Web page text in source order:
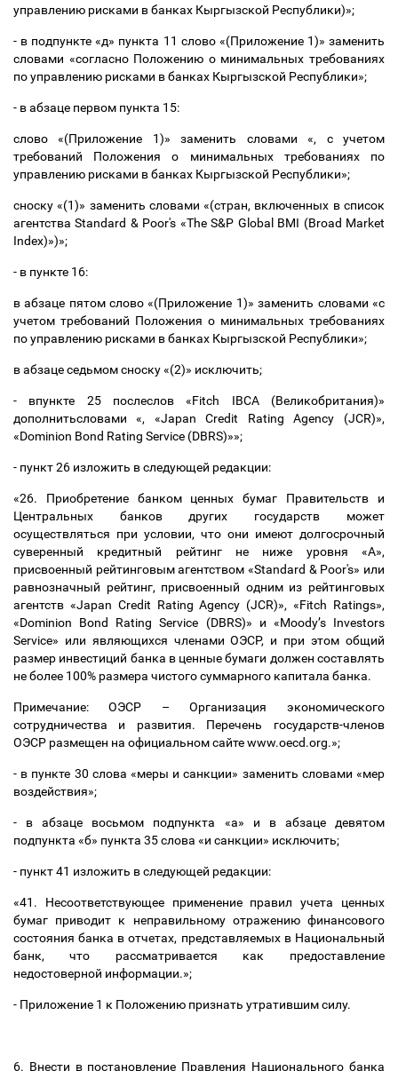
управлению рисками в банках Кыргызской Республики)»;
- в подпункте «д» пункта 11 слово «(Приложение 1)» заменить
словами «согласно Положению о минимальных требованиях
по управлению рисками в банках Кыргызской Республики»;
- в абзаце первом пункта 15:
слово «(Приложение 1)» заменить словами «, с учетом
требований Положения о минимальных требованиях по
управлению рисками в банках Кыргызской Республики»;
сноску «(1)» заменить словами «(стран, включенных в список
агентства Standard & Poor's «The S&P Global BMI (Broad Market
Index)»)»;
- в пункте 16:
в абзаце пятом слово «(Приложение 1)» заменить словами «с
учетом требований Положения о минимальных требованиях
по управлению рисками в банках Кыргызской Республики»;
в абзаце седьмом сноску «(2)» исключить;
- впункте 25 послеслов «Fitch IBCA (Великобритания)»
дополнитьсловами «, «Japan Credit Rating Agency (JCR)»,
«Dominion Bond Rating Service (DBRS)»»;
- пункт 26 изложить в следующей редакции:
«26. Приобретение банком ценных бумаг Правительств и
Центральных банков других государств может
осуществляться при условии, что они имеют долгосрочный
суверенный кредитный рейтинг не ниже уровня «А»,
присвоенный рейтинговым агентством «Standard & Poor's» или
равнозначный рейтинг, присвоенный одним из рейтинговых
агентств «Japan Credit Rating Agency (JCR)», «Fitch Ratings»,
«Dominion Bond Rating Service (DBRS)» и «Moody’s Investors
Service» или являющихся членами ОЭСР, и при этом общий
размер инвестиций банка в ценные бумаги должен составлять
не более 100% размера чистого суммарного капитала банка.
Примечание: ОЭСР – Организация экономического
сотрудничества и развития. Перечень государств-членов
ОЭСР размещен на официальном сайте www.oecd.org.»;
- в пункте 30 слова «меры и санкции» заменить словами «мер
воздействия»;
- в абзаце восьмом подпункта «а» и в абзаце девятом
подпункта «б» пункта 35 слова «и санкции» исключить;
- пункт 41 изложить в следующей редакции:
«41. Несоответствующее применение правил учета ценных
бумаг приводит к неправильному отражению финансового
состояния банка в отчетах, представляемых в Национальный
банк, что рассматривается как предоставление
недостоверной информации.»;
- Приложение 1 к Положению признать утратившим силу.
6. Внести в постановление Правления Национального банка